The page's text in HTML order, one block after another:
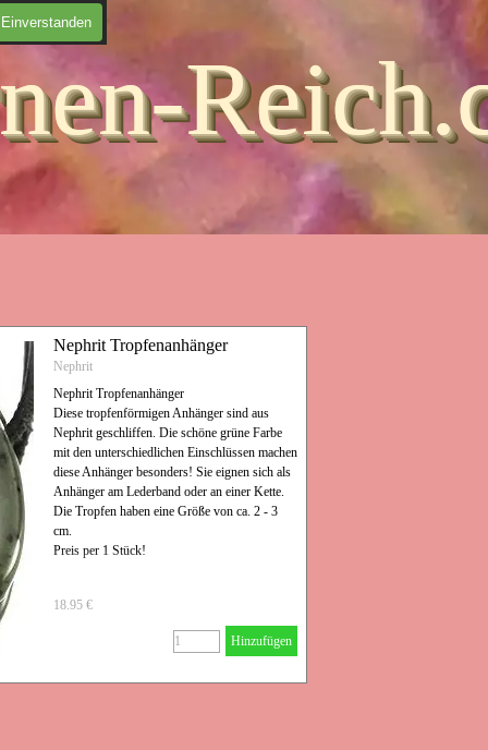
Einverstanden
Nephrit Tropfenanhänger
Nephrit
Nephrit Tropfenanhänger
Diese tropfenförmigen Anhänger sind aus
Nephrit geschliffen. Die schöne grüne Farbe
mit den unterschiedlichen Einschlüssen machen
diese Anhänger besonders! Sie eignen sich als
Anhänger am Lederband oder an einer Kette.
Die Tropfen haben eine Größe von ca. 2 - 3
cm.
Preis per 1 Stück!
18.95 €
Hinzufügen